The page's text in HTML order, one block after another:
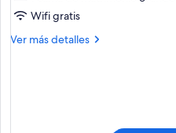
de
Executive
Wifi gratis
Ver más detalles
Más